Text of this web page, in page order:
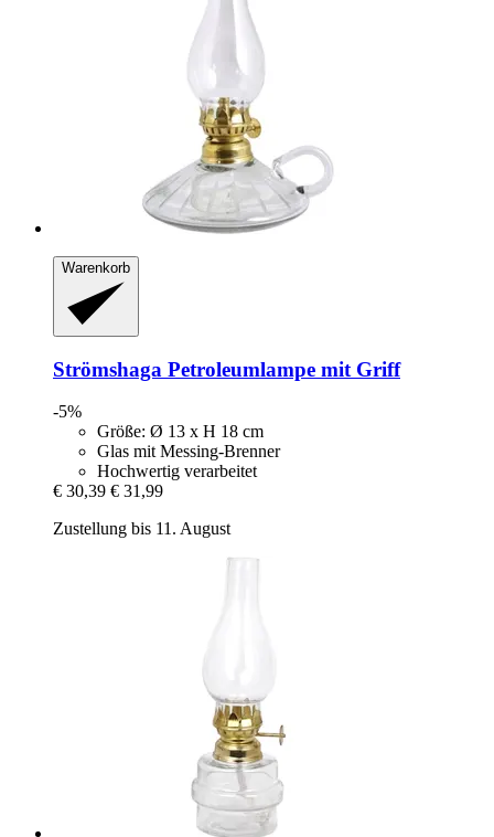
Warenkorb
Strömshaga Petroleumlampe mit Griff
-5%
Größe: Ø 13 x H 18 cm
Glas mit Messing-Brenner
Hochwertig verarbeitet
€ 30,39 € 31,99
Zustellung bis 11. August